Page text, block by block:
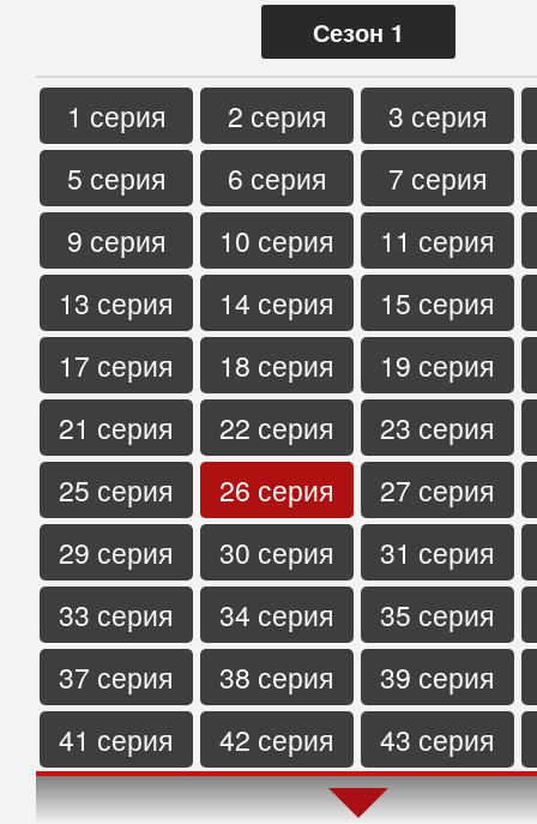
Сезон 1
1 серия 2 серия
3 серия
5 серия
6 серия
7 серия
9 серия
10 серия
11 серия
13 серия
14 серия
15 серия
17 серия
18 серия
19 серия
21 серия
22 серия
23 серия
25 серия
26 серия
27 серия
29 серия
30 серия
31 серия
33 серия
34 серия
35 серия
37 серия
38 серия
39 серия
41 серия
42 серия
43 серия
45 серия
46 серия
47 серия